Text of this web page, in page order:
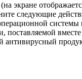
экране
следующие
антивирусный